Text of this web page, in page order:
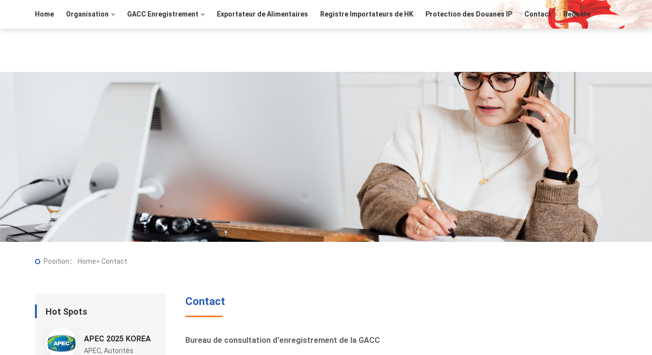
Home Organisation GACC Enregistrement Exportateur de Alimentaires Registre Importateurs de HK Protection des Douanes IP Contact Requête
Position： Home> Contact
Hot Spots
APEC 2025 KOREA
APEC, Autorités
Contact
Bureau de consultation d'enregistrement de la GACC